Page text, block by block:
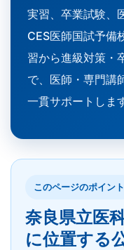
実習、卒業試験、
CES医師国試予備
習から進級対策・
で、医師・専門講
一貫サポートしま
このページのポイント
奈良県立医
に位置する